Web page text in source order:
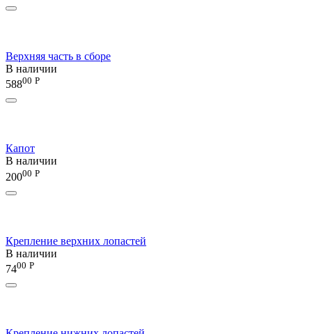
Верхняя часть в сборе
В наличии
58800 Р
Капот
В наличии
20000 Р
Крепление верхних лопастей
В наличии
7400 Р